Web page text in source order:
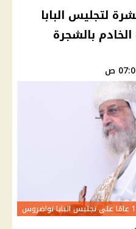
لتجليس البابا
بالشجرة